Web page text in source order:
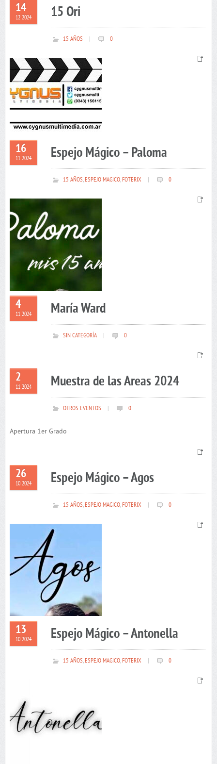
14
12 2024 15 Ori
15 AÑOS 0
16
11 2024 Espejo Mágico – Paloma
15 AÑOS,ESPEJO MAGICO,FOTERIX 0
4
11 2024 María Ward
SIN CATEGORÍA 0
2
11 2024 Muestra de las Areas 2024
OTROS EVENTOS 0
Apertura 1er Grado
26
10 2024 Espejo Mágico – Agos
15 AÑOS,ESPEJO MAGICO,FOTERIX 0
13
10 2024 Espejo Mágico – Antonella
15 AÑOS,ESPEJO MAGICO,FOTERIX 0